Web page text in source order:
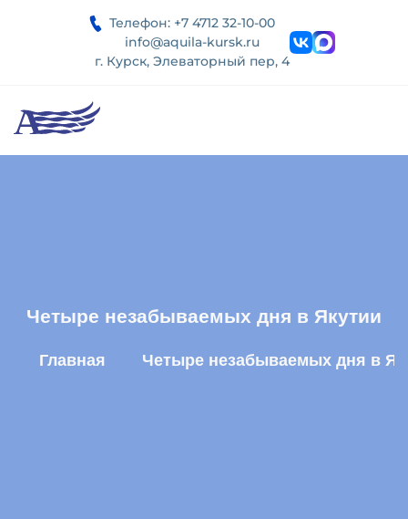
Телефон: +7 4712 32-10-00
info@aquila-kursk.ru
г. Курск, Элеваторный пер, 4
Четыре незабываемых дня в Якутии
Главная Четыре незабываемых дня в